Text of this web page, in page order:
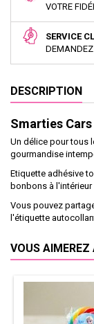
VOTRE
SERVICE
DEMANDEZ
DESCRIPTION
Smarties
Un délice pour tous
gourmandise
Etiquette adhésive
bonbons à l'intérieur
Vous pouvez
l'étiquette
VOUS AIMEREZ